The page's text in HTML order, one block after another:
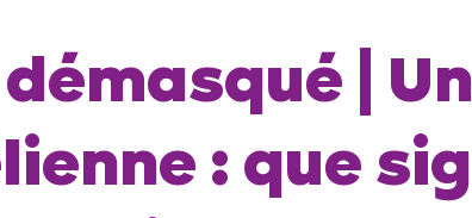
|
: que